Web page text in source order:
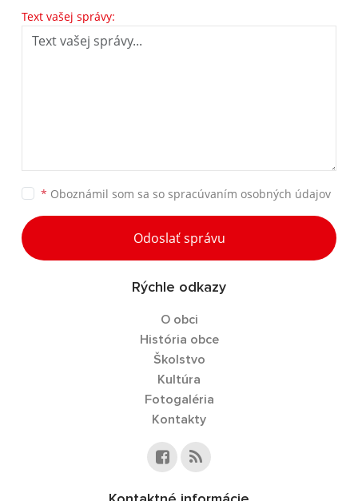
Text vašej správy:
* Oboznámil som sa so spracúvaním osobných údajov
Odoslať správu
Rýchle odkazy
O obci
História obce
Školstvo
Kultúra
Fotogaléria
Kontakty